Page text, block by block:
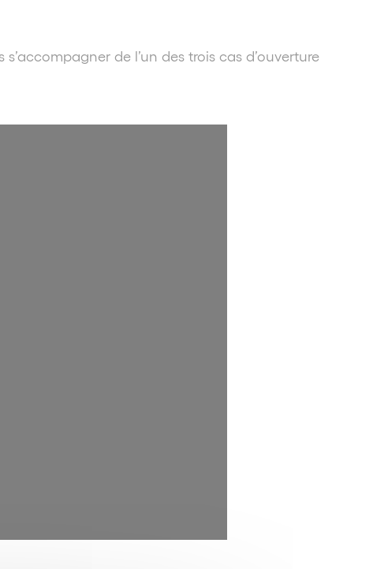
de l’un des trois cas d’ouverture